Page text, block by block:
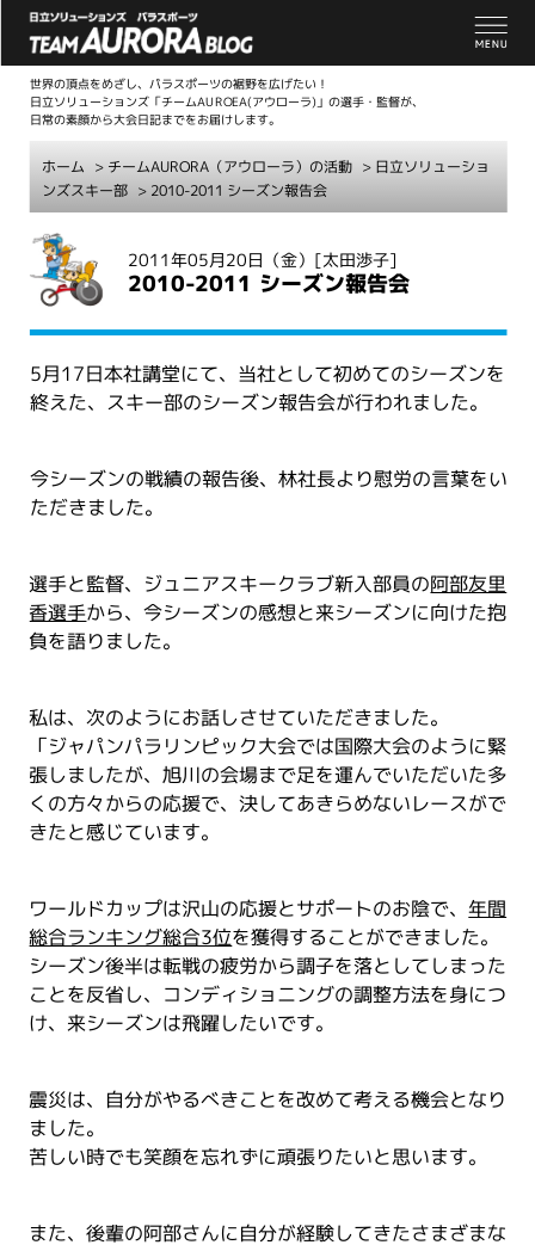
世界の頂点をめざし、パラスポーツの裾野を広げたい！
日立ソリューションズ「チームAUROEA(アウローラ)」の選手・監督が、
日常の素顔から大会日記までをお届けします。
ホーム > チームAURORA（アウローラ）の活動 > 日立ソリューショ
ンズスキー部 > 2010-2011 シーズン報告会
2011年05月20日（金） [太田渉子]
2010-2011 シーズン報告会
5月17日本社講堂にて、当社として初めてのシーズンを
終えた、スキー部のシーズン報告会が行われました。
今シーズンの戦績の報告後、林社長より慰労の言葉をい
ただきました。
選手と監督、ジュニアスキークラブ新入部員の阿部友里
香選手から、今シーズンの感想と来シーズンに向けた抱
負を語りました。
私は、次のようにお話しさせていただきました。
「ジャパンパラリンピック大会では国際大会のように緊
張しましたが、旭川の会場まで足を運んでいただいた多
くの方々からの応援で、決してあきらめないレースがで
きたと感じています。
ワールドカップは沢山の応援とサポートのお陰で、年間
総合ランキング総合3位を獲得することができました。
シーズン後半は転戦の疲労から調子を落としてしまった
ことを反省し、コンディショニングの調整方法を身につ
け、来シーズンは飛躍したいです。
震災は、自分がやるべきことを改めて考える機会となり
ました。
苦しい時でも笑顔を忘れずに頑張りたいと思います。
また、後輩の阿部さんに自分が経験してきたさまざまな